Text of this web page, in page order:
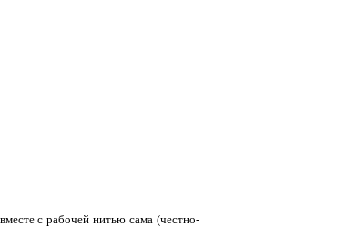
с рабочей нитью сама (честно-